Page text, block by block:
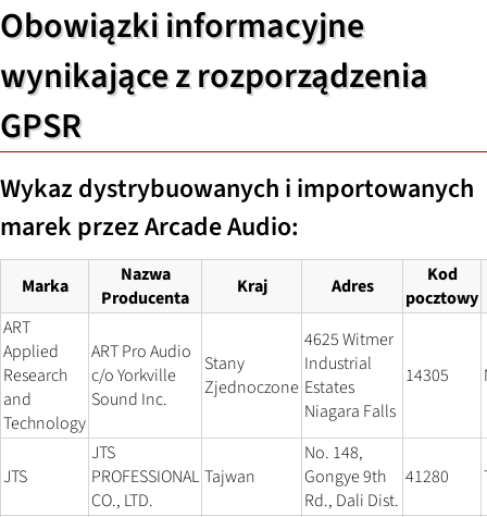
Obowiązki informacyjne
wynikające z rozporządzenia
GPSR
Wykaz dystrybuowanych i importowanych
marek przez Arcade Audio:
Marka
Nazwa
Producenta
Kraj Adres
Kod
pocztowy
ART
Applied
Research
and
Technology
ART Pro Audio
c/o Yorkville
Sound Inc.
Stany
Zjednoczone
4625 Witmer
Industrial
Estates
Niagara Falls
14305
JTS
JTS
PROFESSIONAL
CO., LTD.
Tajwan
No. 148,
Gongye 9th
Rd., Dali Dist.
41280